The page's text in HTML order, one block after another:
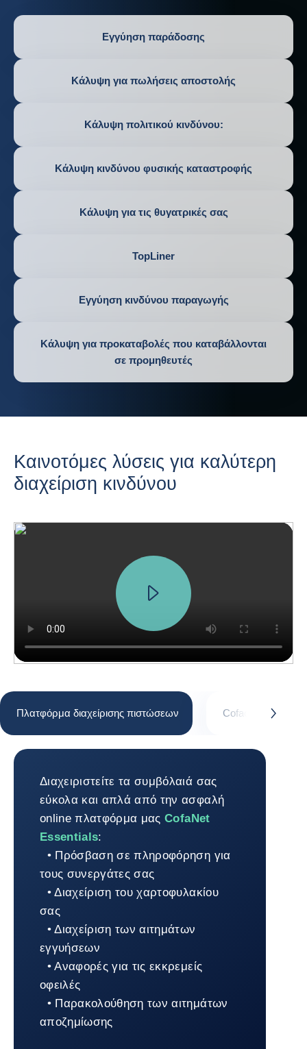
Εγγύηση παράδοσης
Κάλυψη για πωλήσεις αποστολής
Κάλυψη πολιτικού κινδύνου:
Κάλυψη κινδύνου φυσικής καταστροφής
Κάλυψη για τις θυγατρικές σας
TopLiner
Εγγύηση κινδύνου παραγωγής
Κάλυψη για προκαταβολές που καταβάλλονται
σε προμηθευτές
Καινοτόμες λύσεις για καλύτερη
διαχείριση κινδύνου
Πλατφόρμα διαχείρισης πιστώσεων Coface API portal
button.next
Πλατφόρμα διαχείρισης πιστώσεων
Διαχειριστείτε τα συμβόλαιά σας
εύκολα και απλά από την ασφαλή
online πλατφόρμα μαςCofaNet
Essentials:
• Πρόσβαση σε πληροφόρηση για
τους συνεργάτες σας
• Διαχείριση του χαρτοφυλακίου
σας
• Διαχείριση των αιτημάτων
εγγυήσεων
• Αναφορές για τις εκκρεμείς
οφειλές
• Παρακολούθηση των αιτημάτων
αποζημίωσης